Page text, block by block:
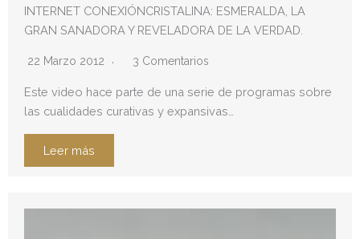
INTERNET CONEXIÓNCRISTALINA: ESMERALDA, LA
GRAN SANADORA Y REVELADORA DE LA VERDAD.
22 Marzo 2012 3 Comentarios
Este video hace parte de una serie de programas sobre
las cualidades curativas y expansivas…
Leer más